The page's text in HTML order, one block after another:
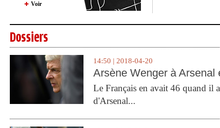
Voir
Dossiers
14:50 | 2018-04-20
Arsène Wenger à Arsenal
Le Français en avait 46 quand il
d'Arsenal...